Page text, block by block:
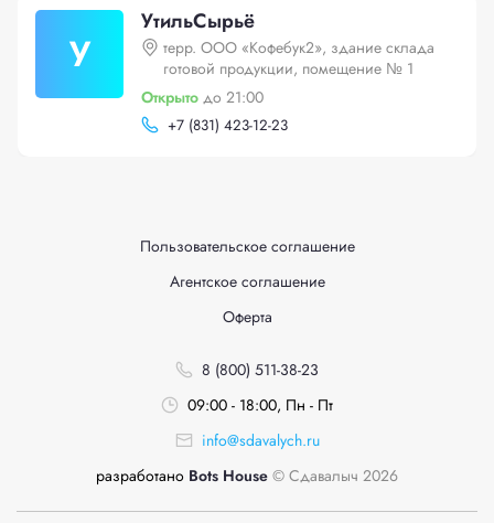
У
УтильСырьё
терр. ООО «Кофебук2», здание склада
готовой продукции, помещение № 1
Открыто до 21:00
+7 (831) 423-12-23
Пользовательское соглашение
Агентское соглашение
Оферта
8 (800) 511-38-23
09:00 - 18:00, Пн - Пт
info@sdavalych.ru
разработано Bots House © Сдавалыч 2026